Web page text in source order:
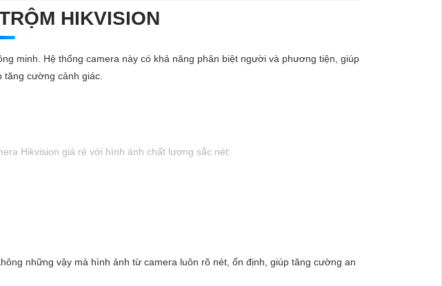
HIKVISION
minh. Hệ thống camera này có khả năng phân biệt người và phương tiện, giúp
cường cảnh giác.
Hikvision giá rẻ với hình ảnh chất lượng sắc nét:
của mình? Hãy cân nhắc lắp đặt Camera Hikvision, giải pháp hàng đầu
Hikvision là sự lựa chọn lý tưởng cho việc bảo vệ tài sản và an ninh cho mọi
những vậy mà hình ảnh từ camera luôn rõ nét, ổn định, giúp tăng cường an